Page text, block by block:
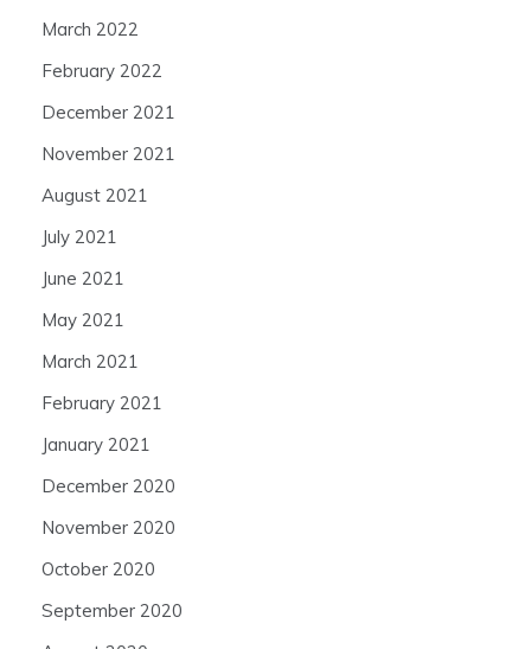
March 2022
February 2022
December 2021
November 2021
August 2021
July 2021
June 2021
May 2021
March 2021
February 2021
January 2021
December 2020
November 2020
October 2020
September 2020